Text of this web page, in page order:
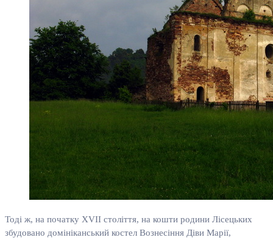
Тоді ж, на початку XVII століття, на кошти родини Лісецьких
збудовано домініканський костел Вознесіння Діви Марії,